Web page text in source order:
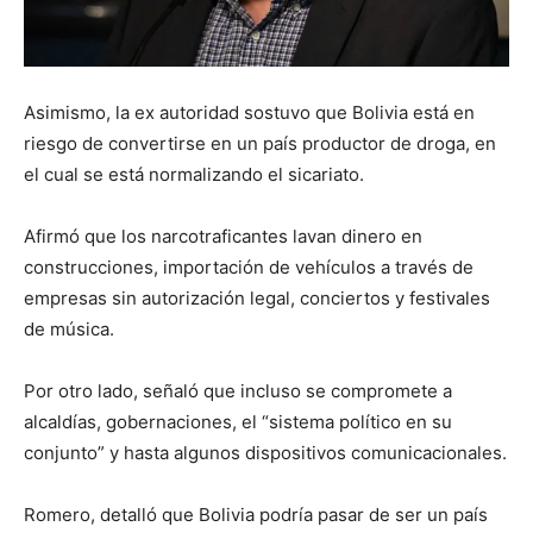
Asimismo, la ex autoridad sostuvo que Bolivia está en
riesgo de convertirse en un país productor de droga, en
el cual se está normalizando el sicariato.
Afirmó que los narcotraficantes lavan dinero en
construcciones, importación de vehículos a través de
empresas sin autorización legal, conciertos y festivales
de música.
Por otro lado, señaló que incluso se compromete a
alcaldías, gobernaciones, el “sistema político en su
conjunto” y hasta algunos dispositivos comunicacionales.
Romero, detalló que Bolivia podría pasar de ser un país